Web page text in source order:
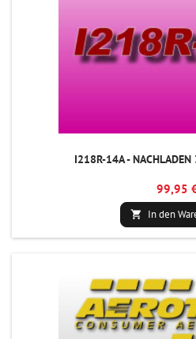
I218R-14A - NACHLADEN
99,95
 In den